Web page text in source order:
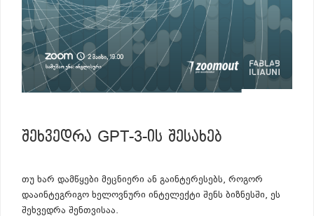
ᲨᲔᲮᲕᲔᲓᲠᲐ GPT-3-ᲘᲡ ᲨᲔᲡᲐᲮᲔᲑ
თუ ხარ დამწყები მეცნიერი ან გაინტერესებს, როგორ
დააინტეგრიგო ხელოვნური ინტელექტი შენს ბიზნესში, ეს
შეხვედრა შენთვისაა.